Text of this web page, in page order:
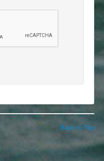
Back to Top